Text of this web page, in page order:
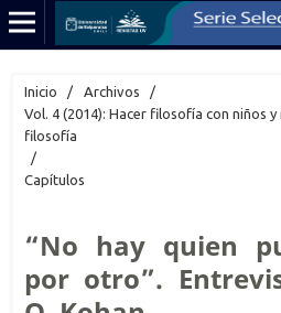
Inicio / Archivos
/
Vol. 4 (2014): Hacer filosofía con niños
filosofía
/
Capítulos
“No hay quien
por otro”.